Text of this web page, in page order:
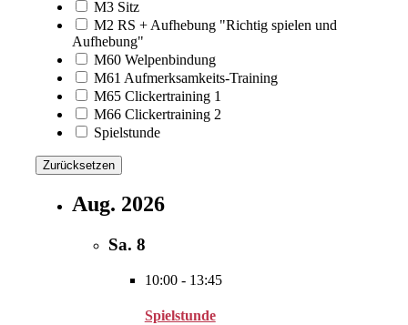
M3 Sitz
M2 RS + Aufhebung "Richtig spielen und
Aufhebung"
M60 Welpenbindung
M61 Aufmerksamkeits-Training
M65 Clickertraining 1
M66 Clickertraining 2
Spielstunde
Zurücksetzen
Aug. 2026
Sa. 8
10:00- 13:45
Spielstunde